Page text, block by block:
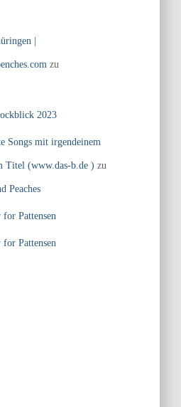
|
zu
2023
Songs mit irgendeinem
Titel (www.das-b.de ) zu
Peaches
for Pattensen
for Pattensen